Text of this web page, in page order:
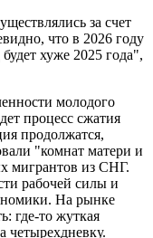
за счет
что в 2026 году
хуже 2025 года",
молодого
процесс сжатия
продолжатся,
"комнат матери и
мигрантов из СНГ.
рабочей силы и
На рынке
где-то жуткая
четырехдневку.